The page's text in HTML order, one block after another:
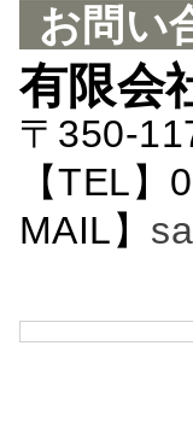
お問い
有限会
〒350-
【TEL
MAIL】